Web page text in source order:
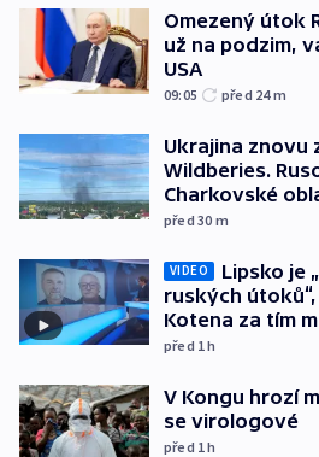
Omezený útok
už na podzim,
USA
09:05 před 24m
Ukrajina znovu
Wildberies.
Charkovské
před 30 m
VIDEO
Lipsko je
ruských
Kotena za tím
před 1h
V Kongu hrozí
se virologové
před 1h